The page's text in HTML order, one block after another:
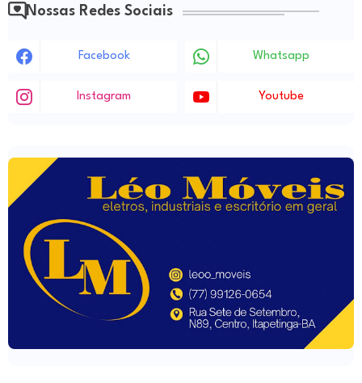
Nossas Redes Sociais
Facebook Whatsapp
Instagram Youtube